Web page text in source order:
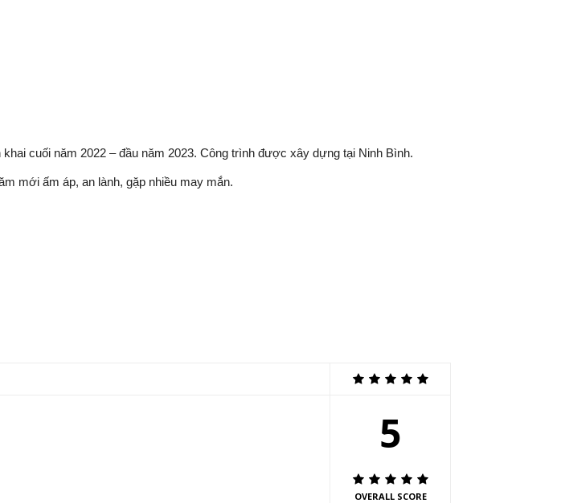
cuối năm 2022 – đầu năm 2023. Công trình được xây dựng tại Ninh Bình.
mới ấm áp, an lành, gặp nhiều may mắn.
5
OVERALL SCORE